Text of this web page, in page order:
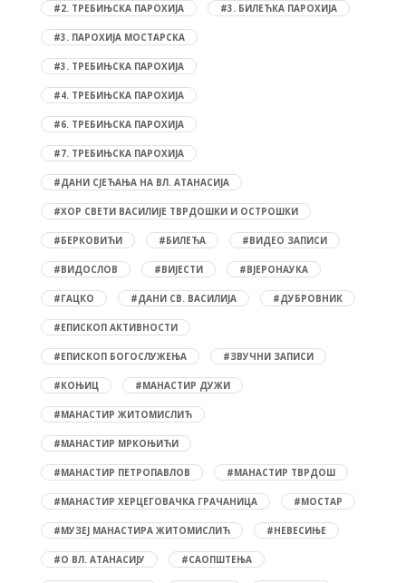
#2. ТРЕБИЊСКА ПАРОХИЈА #3. БИЛЕЋКА ПАРОХИЈА
#3. ПАРОХИЈА МОСТАРСКА
#3. ТРЕБИЊСКА ПАРОХИЈА
#4. ТРЕБИЊСКА ПАРОХИЈА
#6. ТРЕБИЊСКА ПАРОХИЈА
#7. ТРЕБИЊСКА ПАРОХИЈА
#ДАНИ СЈЕЋАЊА НА ВЛ. АТАНАСИЈА
#ХОР СВЕТИ ВАСИЛИЈЕ ТВРДОШКИ И ОСТРОШКИ
#БЕРКОВИЋИ #БИЛЕЋА #ВИДЕО ЗАПИСИ
#ВИДОСЛОВ #ВИЈЕСТИ #ВЈЕРОНАУКА
#ГАЦКО #ДАНИ СВ. ВАСИЛИЈА #ДУБРОВНИК
#ЕПИСКОП АКТИВНОСТИ
#ЕПИСКОП БОГОСЛУЖЕЊА #ЗВУЧНИ ЗАПИСИ
#КОЊИЦ #МАНАСТИР ДУЖИ
#МАНАСТИР ЖИТОМИСЛИЋ
#МАНАСТИР МРКОЊИЋИ
#МАНАСТИР ПЕТРОПАВЛОВ #МАНАСТИР ТВРДОШ
#МАНАСТИР ХЕРЦЕГОВАЧКА ГРАЧАНИЦА #МОСТАР
#МУЗЕЈ МАНАСТИРА ЖИТОМИСЛИЋ #НЕВЕСИЊЕ
#О ВЛ. АТАНАСИЈУ #САОПШТЕЊА